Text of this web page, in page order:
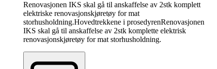
Renovasjonen IKS skal gå til anskaffelse av 2stk komplett
elektriske renovasjonskjøretøy for mat
storhusholdning.Hovedtrekkene i prosedyrenRenovasjonen
IKS skal gå til anskaffelse av 2stk komplette elektrisk
renovasjonskjøretøy for mat storhusholdning.